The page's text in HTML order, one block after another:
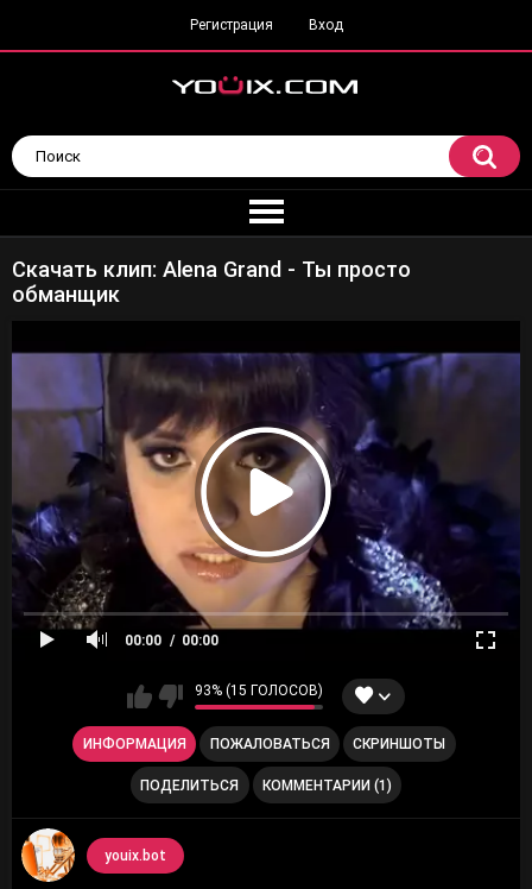
Регистрация Вход
Скачать клип: Alena Grand - Ты просто
обманщик
00:00 00:00
93% (15 ГОЛОСОВ)
ИНФОРМАЦИЯ ПОЖАЛОВАТЬСЯ СКРИНШОТЫ
ПОДЕЛИТЬСЯ КОММЕНТАРИИ (1)
youix.bot